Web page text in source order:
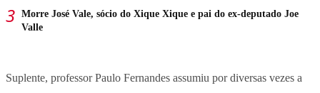
Morre José Vale, sócio do Xique Xique e pai do ex-deputado Joe
Valle
Suplente, professor Paulo Fernandes assumiu por diversas vezes a